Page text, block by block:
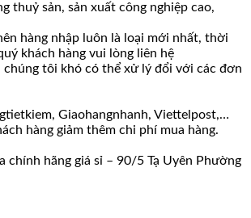
thuỷ sản, sản xuất công nghiệp cao,
hàng nhập luôn là loại mới nhất, thời
khách hàng vui lòng liên hệ
chúng tôi khó có thể xử lý đổi với các đơn
Giaohangnhanh, Viettelpost,…
hàng giảm thêm chi phí mua hàng.
chính hãng giá sỉ – 90/5 Tạ Uyên Phường